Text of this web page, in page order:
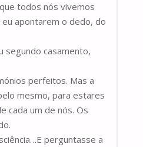
todos nós vivemos
apontarem o dedo, do
segundo casamento,
perfeitos. Mas a
mesmo, para estares
cada um de nós. Os
perguntasse a